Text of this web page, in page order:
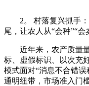
2。 村落复兴抓手：
尾，让农人从“会种”“会
近年来，农产质量量
标、虚假标识、以次充
模式面对“消息不合错
通明纽带，市场准入门